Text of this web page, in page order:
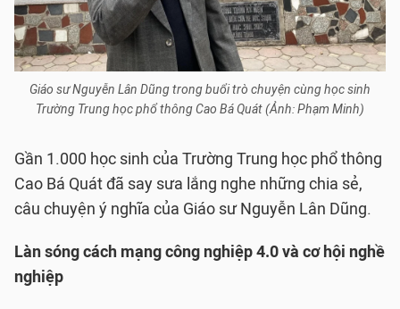
Giáo sư Nguyễn Lân Dũng trong buổi trò chuyện cùng học sinh
Trường Trung học phổ thông Cao Bá Quát (Ảnh: Phạm Minh)
Gần 1.000 học sinh của Trường Trung học phổ thông
Cao Bá Quát đã say sưa lắng nghe những chia sẻ,
câu chuyện ý nghĩa của Giáo sư Nguyễn Lân Dũng.
Làn sóng cách mạng công nghiệp 4.0 và cơ hội nghề
nghiệp